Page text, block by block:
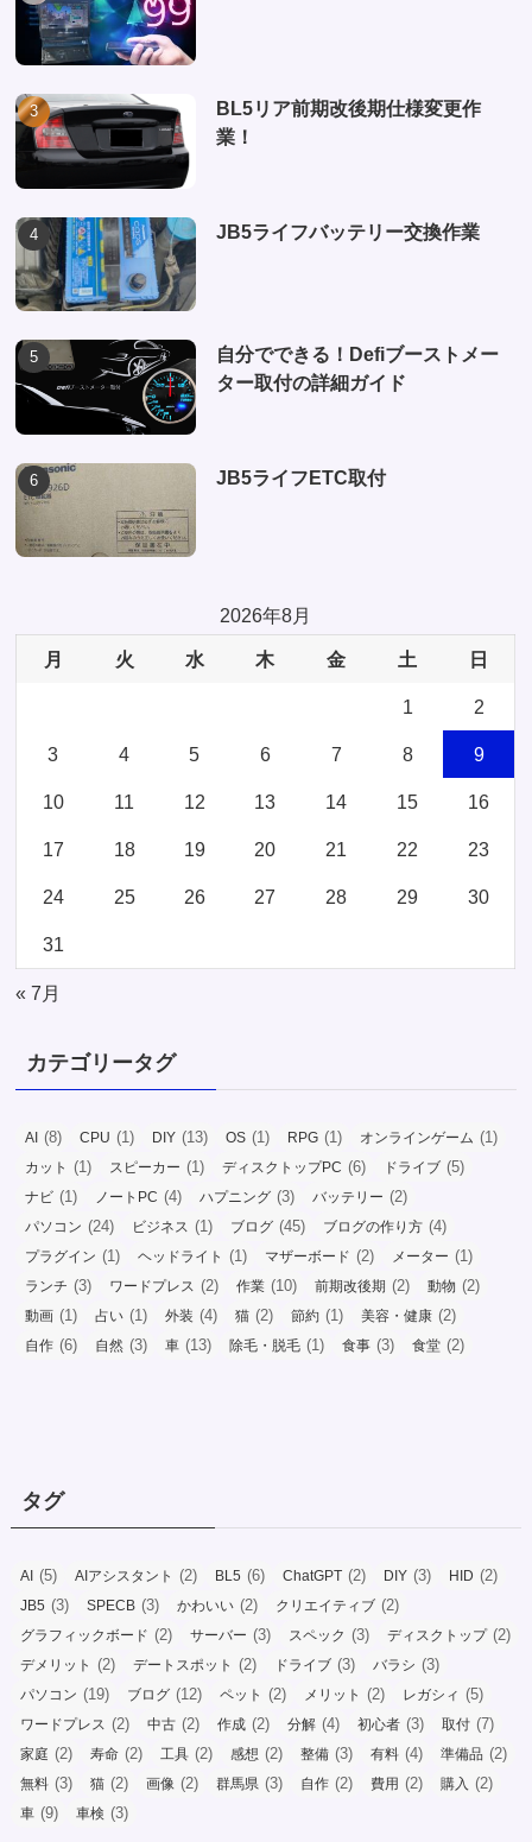
BL5リア前期改後期仕様変更作
業！
JB5ライフバッテリー交換作業
自分でできる！Defiブーストメー
ター取付の詳細ガイド
JB5ライフETC取付
2026年8月
月 火 水 木 金 土 日
1 2
3 4 5 6 7 8 9
10 11 12 13 14 15 16
17 18 19 20 21 22 23
24 25 26 27 28 29 30
31
« 7月
カテゴリータグ
AI (8) CPU (1) DIY (13) OS (1) RPG (1) オンラインゲーム (1)
カット (1) スピーカー (1) ディスクトップPC (6) ドライブ (5)
ナビ (1) ノートPC (4) ハプニング (3) バッテリー (2)
パソコン (24) ビジネス (1) ブログ (45) ブログの作り方 (4)
プラグイン (1) ヘッドライト (1) マザーボード (2) メーター (1)
ランチ (3) ワードプレス (2) 作業 (10) 前期改後期 (2) 動物 (2)
動画 (1) 占い (1) 外装 (4) 猫 (2) 節約 (1) 美容・健康 (2)
自作 (6) 自然 (3) 車 (13) 除毛・脱毛 (1) 食事 (3) 食堂 (2)
タグ
AI (5) AIアシスタント (2) BL5 (6) ChatGPT (2) DIY (3) HID (2)
JB5 (3) SPECB (3) かわいい (2) クリエイティブ (2)
グラフィックボード (2) サーバー (3) スペック (3) ディスクトップ(2)
デメリット (2) デートスポット (2) ドライブ (3) バラシ (3)
パソコン (19) ブログ (12) ペット (2) メリット (2) レガシィ (5)
ワードプレス (2) 中古 (2) 作成 (2) 分解 (4) 初心者 (3) 取付 (7)
家庭 (2) 寿命 (2) 工具 (2) 感想 (2) 整備 (3) 有料 (4) 準備品 (2)
無料 (3) 猫 (2) 画像 (2) 群馬県 (3) 自作 (2) 費用 (2) 購入 (2)
車 (9) 車検 (3)